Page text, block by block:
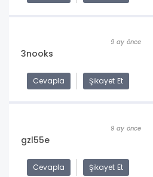
9 ay önce
3nooks
Cevapla Şikayet Et
9 ay önce
gzl55e
Cevapla Şikayet Et